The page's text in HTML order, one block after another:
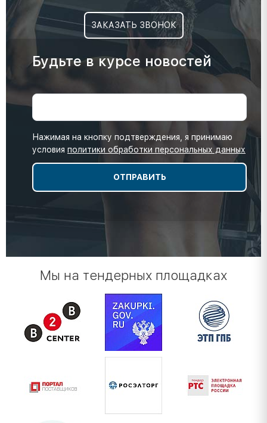
ЗАКАЗАТЬ ЗВОНОК
Будьте в курсе новостей
Нажимая на кнопку подтверждения, я принимаю
условия политики обработки персональных данных
Мы на тендерных площадках